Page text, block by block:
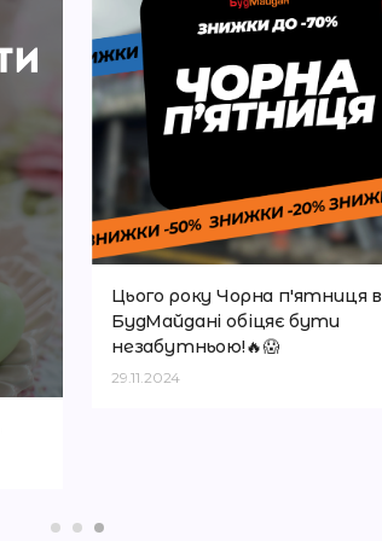
Цього року Чорна п'ятниця в
БудМайдані обіцяє бути
незабутньою!🔥😱
29.11.2024